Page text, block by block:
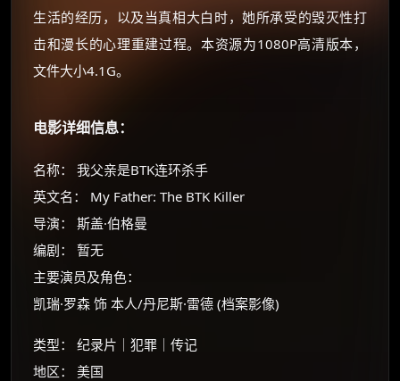
生活的经历，以及当真相大白时，她所承受的毁灭性打
击和漫长的心理重建过程。本资源为1080P高清版本，
文件大小4.1G。
电影详细信息：
名称： 我父亲是BTK连环杀手
英文名： My Father: The BTK Killer
导演： 斯盖·伯格曼
编剧： 暂无
主要演员及角色：
凯瑞·罗森 饰 本人/丹尼斯·雷德 (档案影像)
类型： 纪录片｜犯罪｜传记
地区： 美国